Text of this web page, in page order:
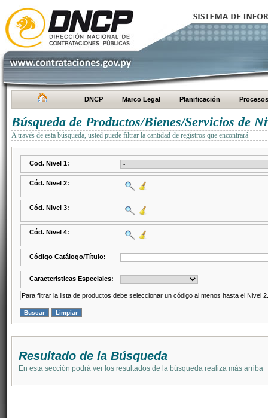
DNCP Marco Legal Planificación Procesos
Búsqueda de Productos/Bienes/Servicios de
A través de esta búsqueda, usted puede filtrar la cantidad de registros que encontrará
Cod. Nivel 1:
Cód. Nivel 2:
Cód. Nivel 3:
Cód. Nivel 4:
Código Catálogo/Título:
Caracteristicas Especiales:
Para filtrar la lista de productos debe seleccionar un código al menos hasta el Nivel 2.
Resultado de la Búsqueda
En esta sección podrá ver los resultados de la búsqueda realiza más arriba